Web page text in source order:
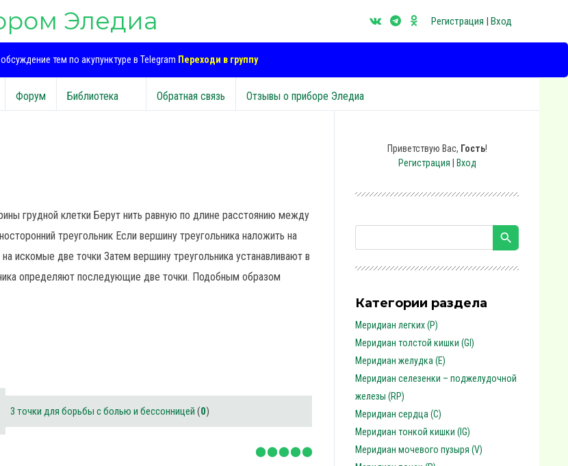
Эледиа Регистрация | Вход
тем по акупунктуре в Telegram Переходи в группу
Форум Библиотека Обратная связь Отзывы о приборе Эледиа
грудной клетки Берут нить равную по длине расстоянию между
треугольник Если вершину треугольника наложить на
искомые две точки Затем вершину треугольника устанавливают в
определяют последующие две точки. Подобным образом
3 точки для борьбы с болью и бессонницей (0)
Приветствую Вас, Гость!
Регистрация
Вход
Категории раздела
Меридиан легких (P)
Меридиан толстой кишки (GI)
Меридиан желудка (E)
Меридиан селезенки – поджелудочной
железы (RP)
Меридиан сердца (C)
Меридиан тонкой кишки (IG)
Меридиан мочевого пузыря (V)